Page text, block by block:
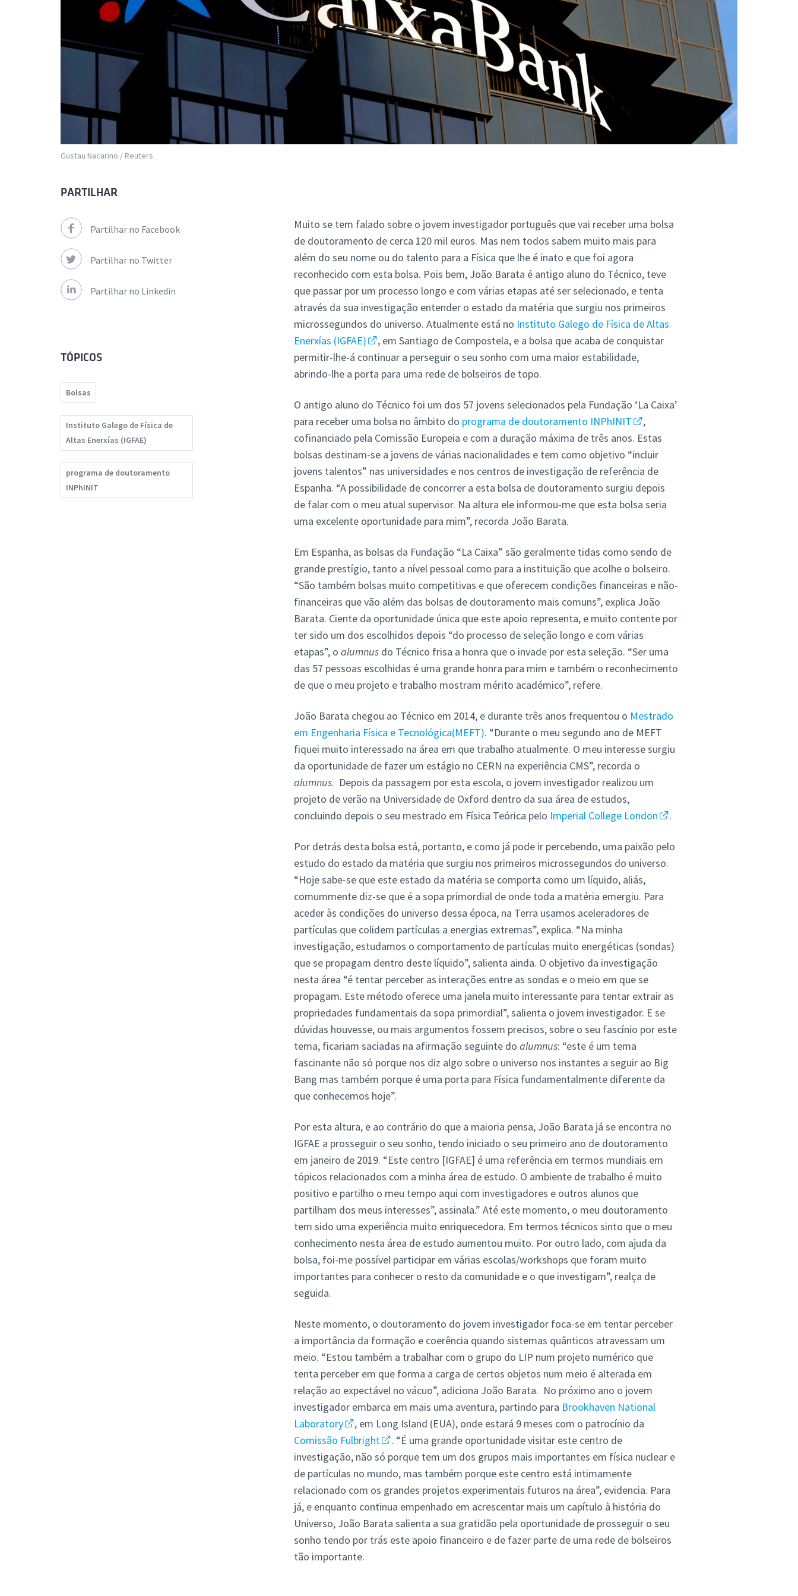
Gustau Nacarino / Reuters
Muito se tem falado sobre o jovem investigador português que vai receber uma bolsa
de doutoramento de cerca 120 mil euros. Mas nem todos sabem muito mais para
além do seu nome ou do talento para a Física que lhe é inato e que foi agora
reconhecido com esta bolsa. Pois bem, João Barata é antigo aluno do Técnico, teve
que passar por um processo longo e com várias etapas até ser selecionado, e tenta
através da sua investigação entender o estado da matéria que surgiu nos primeiros
microssegundos do universo. Atualmente está no Instituto Galego de Física de Altas
Enerxías (IGFAE)
, em Santiago de Compostela, e a bolsa que acaba de conquistar
permitir-lhe-á continuar a perseguir o seu sonho com uma maior estabilidade,
abrindo-lhe a porta para uma rede de bolseiros de topo.
O antigo aluno do Técnico foi um dos 57 jovens selecionados pela Fundação ‘La Caixa’
para receber uma bolsa no âmbito do programa de doutoramento INPhINIT
,
cofinanciado pela Comissão Europeia e com a duração máxima de três anos. Estas
bolsas destinam-se a jovens de várias nacionalidades e tem como objetivo “incluir
jovens talentos” nas universidades e nos centros de investigação de referência de
Espanha. “A possibilidade de concorrer a esta bolsa de doutoramento surgiu depois
de falar com o meu atual supervisor. Na altura ele informou-me que esta bolsa seria
uma excelente oportunidade para mim”, recorda João Barata.
Em Espanha, as bolsas da Fundação “La Caixa” são geralmente tidas como sendo de
grande prestígio, tanto a nível pessoal como para a instituição que acolhe o bolseiro.
“São também bolsas muito competitivas e que oferecem condições financeiras e não-
financeiras que vão além das bolsas de doutoramento mais comuns”, explica João
Barata. Ciente da oportunidade única que este apoio representa, e muito contente por
ter sido um dos escolhidos depois “do processo de seleção longo e com várias
etapas”, o alumnusdo Técnico frisa a honra que o invade por esta seleção. “Ser uma
das 57 pessoas escolhidas é uma grande honra para mim e também o reconhecimento
de que o meu projeto e trabalho mostram mérito académico”, refere.
João Barata chegou ao Técnico em 2014, e durante três anos frequentou o Mestrado
em Engenharia Física e Tecnológica(MEFT). “Durante o meu segundo ano de MEFT
fiquei muito interessado na área em que trabalho atualmente. O meu interesse surgiu
da oportunidade de fazer um estágio no CERN na experiência CMS”, recorda o
alumnus. Depois da passagem por esta escola, o jovem investigador realizou um
projeto de verão na Universidade de Oxford dentro da sua área de estudos,
concluindo depois o seu mestrado em Física Teórica pelo Imperial College London .
Por detrás desta bolsa está, portanto, e como já pode ir percebendo, uma paixão pelo
estudo do estado da matéria que surgiu nos primeiros microssegundos do universo.
“Hoje sabe-se que este estado da matéria se comporta como um líquido, aliás,
comummente diz-se que é a sopa primordial de onde toda a matéria emergiu. Para
aceder às condições do universo dessa época, na Terra usamos aceleradores de
partículas que colidem partículas a energias extremas”, explica. “Na minha
investigação, estudamos o comportamento de partículas muito energéticas (sondas)
que se propagam dentro deste líquido”, salienta ainda. O objetivo da investigação
nesta área “é tentar perceber as interações entre as sondas e o meio em que se
propagam. Este método oferece uma janela muito interessante para tentar extrair as
propriedades fundamentais da sopa primordial”, salienta o jovem investigador. E se
dúvidas houvesse, ou mais argumentos fossem precisos, sobre o seu fascínio por este
tema, ficariam saciadas na afirmação seguinte do alumnus: “este é um tema
fascinante não só porque nos diz algo sobre o universo nos instantes a seguir ao Big
Bang mas também porque é uma porta para Física fundamentalmente diferente da
que conhecemos hoje”.
Por esta altura, e ao contrário do que a maioria pensa, João Barata já se encontra no
IGFAE a prosseguir o seu sonho, tendo iniciado o seu primeiro ano de doutoramento
em janeiro de 2019. “Este centro [IGFAE] é uma referência em termos mundiais em
tópicos relacionados com a minha área de estudo. O ambiente de trabalho é muito
positivo e partilho o meu tempo aqui com investigadores e outros alunos que
partilham dos meus interesses”, assinala.” Até este momento, o meu doutoramento
tem sido uma experiência muito enriquecedora. Em termos técnicos sinto que o meu
conhecimento nesta área de estudo aumentou muito. Por outro lado, com ajuda da
bolsa, foi-me possível participar em várias escolas/workshops que foram muito
importantes para conhecer o resto da comunidade e o que investigam”, realça de
seguida.
Neste momento, o doutoramento do jovem investigador foca-se em tentar perceber
a importância da formação e coerência quando sistemas quânticos atravessam um
meio. “Estou também a trabalhar com o grupo do LIP num projeto numérico que
tenta perceber em que forma a carga de certos objetos num meio é alterada em
relação ao expectável no vácuo”, adiciona João Barata. No próximo ano o jovem
investigador embarca em mais uma aventura, partindo para Brookhaven National
Laboratory
, em Long Island (EUA), onde estará 9 meses com o patrocínio da
Comissão Fulbright
. “É uma grande oportunidade visitar este centro de
investigação, não só porque tem um dos grupos mais importantes em física nuclear e
de partículas no mundo, mas também porque este centro está intimamente
relacionado com os grandes projetos experimentais futuros na área”, evidencia. Para
já, e enquanto continua empenhado em acrescentar mais um capítulo à história do
Universo, João Barata salienta a sua gratidão pela oportunidade de prosseguir o seu
sonho tendo por trás este apoio financeiro e de fazer parte de uma rede de bolseiros
tão importante.
PARTILHAR
Partilhar no Facebook
Partilhar no Twitter
Partilhar no Linkedin
TÓPICOS
Bolsas
Instituto Galego de Física de
Altas Enerxías (IGFAE)
programa de doutoramento
INPhINIT